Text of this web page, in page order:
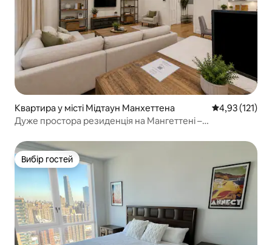
Квартира у місті Мідтаун Манхеттена Середня
4,93 (121)
Дуже простора резиденція на Мангеттені –
Вибір гостей
Вибір гостей